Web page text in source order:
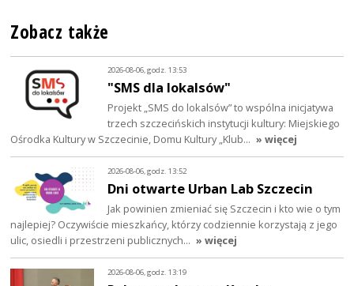
Zobacz także
2026-08-06, godz. 13:53
"SMS dla lokalsów"
Projekt „SMS do lokalsów” to wspólna inicjatywa
trzech szczecińskich instytucji kultury: Miejskiego
Ośrodka Kultury w Szczecinie, Domu Kultury „Klub… » więcej
2026-08-06, godz. 13:52
Dni otwarte Urban Lab Szczecin
Jak powinien zmieniać się Szczecin i kto wie o tym
najlepiej? Oczywiście mieszkańcy, którzy codziennie korzystają z jego
ulic, osiedli i przestrzeni publicznych… » więcej
2026-08-06, godz. 13:19